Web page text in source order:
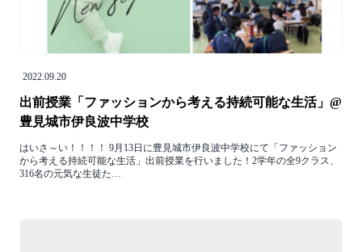
2022.09.20
出前授業「ファッションから考える持続可能な生活」@
豊見城市伊良波中学校
はいさ～い！！！！ 9月13日に豊見城市伊良波中学校にて「ファッション
から考える持続可能な生活」出前授業を行いました！2学年の全9クラス、
316名の元気な生徒た…